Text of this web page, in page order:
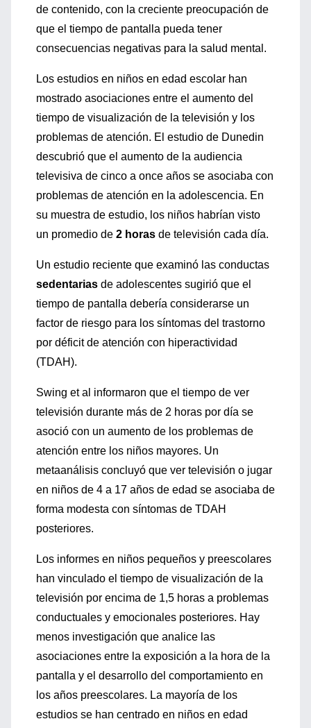
de contenido, con la creciente preocupación de
que el tiempo de pantalla pueda tener
consecuencias negativas para la salud mental.
Los estudios en niños en edad escolar han
mostrado asociaciones entre el aumento del
tiempo de visualización de la televisión y los
problemas de atención. El estudio de Dunedin
descubrió que el aumento de la audiencia
televisiva de cinco a once años se asociaba con
problemas de atención en la adolescencia. En
su muestra de estudio, los niños habrían visto
un promedio de 2 horas de televisión cada día.
Un estudio reciente que examinó las conductas
sedentarias de adolescentes sugirió que el
tiempo de pantalla debería considerarse un
factor de riesgo para los síntomas del trastorno
por déficit de atención con hiperactividad
(TDAH).
Swing et al informaron que el tiempo de ver
televisión durante más de 2 horas por día se
asoció con un aumento de los problemas de
atención entre los niños mayores. Un
metaanálisis concluyó que ver televisión o jugar
en niños de 4 a 17 años de edad se asociaba de
forma modesta con síntomas de TDAH
posteriores.
Los informes en niños pequeños y preescolares
han vinculado el tiempo de visualización de la
televisión por encima de 1,5 horas a problemas
conductuales y emocionales posteriores. Hay
menos investigación que analice las
asociaciones entre la exposición a la hora de la
pantalla y el desarrollo del comportamiento en
los años preescolares. La mayoría de los
estudios se han centrado en niños en edad